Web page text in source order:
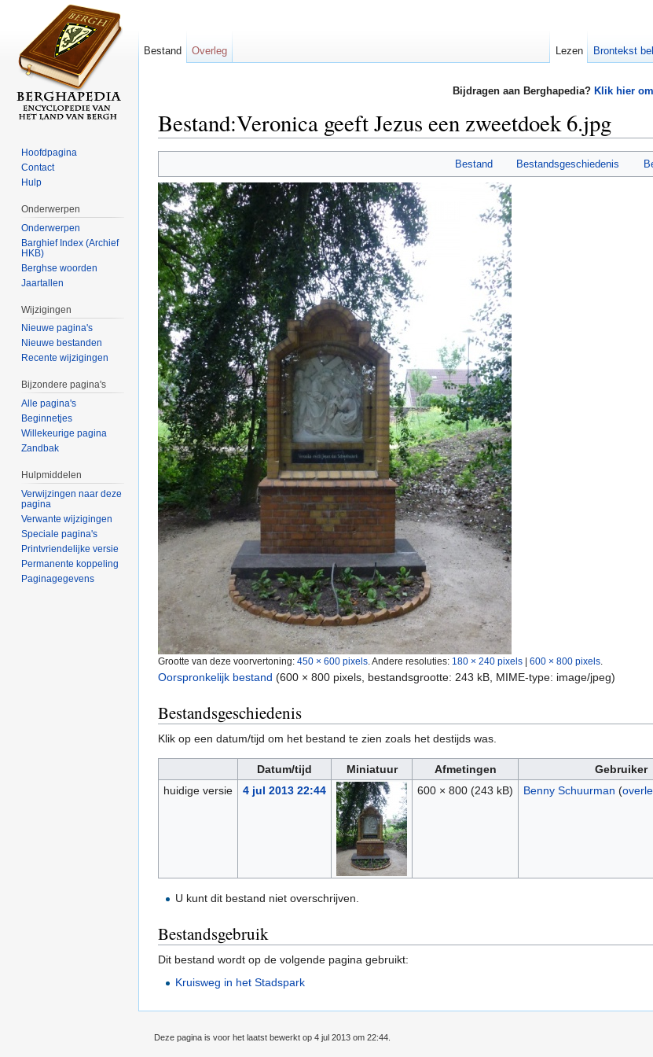
Bijdragen aan Berghapedia? Klik hier
Bestand:Veronica geeft Jezus een zweetdoek 6.jpg
Bestand Bestandsgeschiedenis
Grootte van deze voorvertoning: 450 × 600 pixels Andere resoluties: 180 × 240 pixels | 600 × 800 pixels
Oorspronkelijk bestand (600 × 800 pixels, bestandsgrootte: 243 kB, MIME-type: image/jpeg)
Bestandsgeschiedenis
Klik op een datum/tijd om het bestand te zien zoals het destijds was.
Datum/tijd Miniatuur Afmetingen Gebruiker
huidige versie
4 jul 2013 22:44 600 × 800 (243 kB) Benny Schuurman (
U kunt dit bestand niet overschrijven.
Bestandsgebruik
Dit bestand wordt op de volgende pagina gebruikt:
Kruisweg in het Stadspark
Bestand Overleg Lezen Brontekst
Hoofdpagina
Contact
Hulp
Onderwerpen
Onderwerpen
Barghief Index (Archief
HKB)
Berghse woorden
Jaartallen
Wijzigingen
Nieuwe pagina's
Nieuwe bestanden
Recente wijzigingen
Bijzondere pagina's
Alle pagina's
Beginnetjes
Willekeurige pagina
Zandbak
Hulpmiddelen
Verwijzingen naar deze
pagina
Verwante wijzigingen
Speciale pagina's
Printvriendelijke versie
Permanente koppeling
Paginagegevens
Deze pagina is voor het laatst bewerkt op 4 jul 2013 om 22:44.